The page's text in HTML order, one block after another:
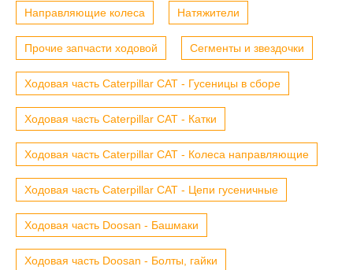
Направляющие колеса Натяжители
Прочие запчасти ходовой Сегменты и звездочки
Ходовая часть Caterpillar CAT - Гусеницы в сборе
Ходовая часть Caterpillar CAT - Катки
Ходовая часть Caterpillar CAT - Колеса направляющие
Ходовая часть Caterpillar CAT - Цепи гусеничные
Ходовая часть Doosan - Башмаки
Ходовая часть Doosan - Болты, гайки